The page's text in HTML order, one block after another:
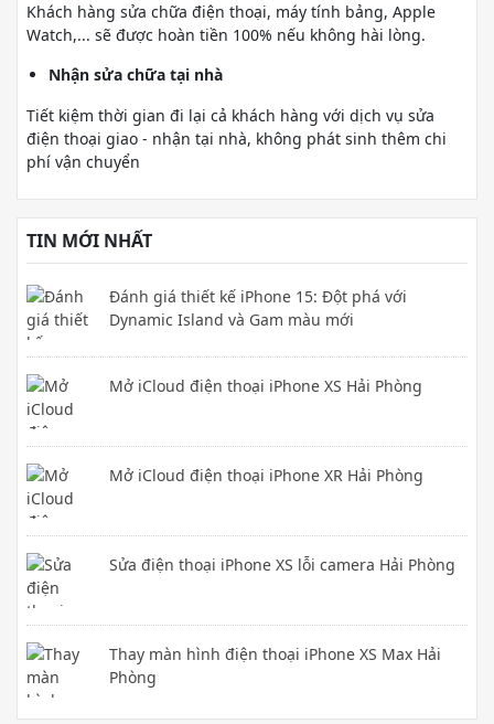
Khách hàng sửa chữa điện thoại, máy tính bảng, Apple
Watch,... sẽ được hoàn tiền 100% nếu không hài lòng.
Nhận sửa chữa tại nhà
Tiết kiệm thời gian đi lại cả khách hàng với dịch vụ sửa
điện thoại giao - nhận tại nhà, không phát sinh thêm chi
phí vận chuyển
TIN MỚI NHẤT
Đánh giá thiết kế iPhone 15: Đột phá với
Dynamic Island và Gam màu mới
Mở iCloud điện thoại iPhone XS Hải Phòng
Mở iCloud điện thoại iPhone XR Hải Phòng
Sửa điện thoại iPhone XS lỗi camera Hải Phòng
Thay màn hình điện thoại iPhone XS Max Hải
Phòng